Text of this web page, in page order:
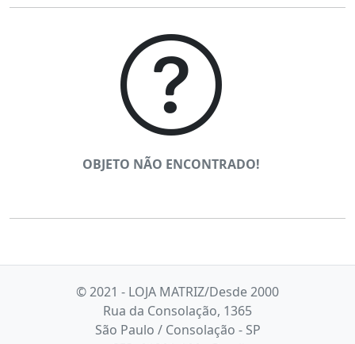
OBJETO NÃO ENCONTRADO!
© 2021 - LOJA MATRIZ/Desde 2000
Rua da Consolação, 1365
São Paulo / Consolação - SP